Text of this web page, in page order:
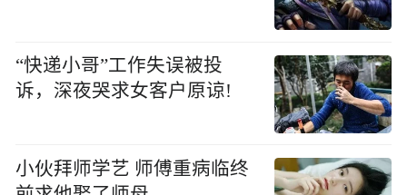
“快递小哥”工作失误被投
诉，深夜哭求女客户原谅!
小伙拜师学艺 师傅重病临终